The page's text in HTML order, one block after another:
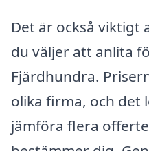
Det är också viktigt
du väljer att anlita
Fjärdhundra.
olika firma, och det
jämföra flera